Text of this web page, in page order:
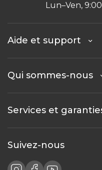
Lun–Ven,
Aide et support
Qui sommes-nous
Services et
Suivez-nous